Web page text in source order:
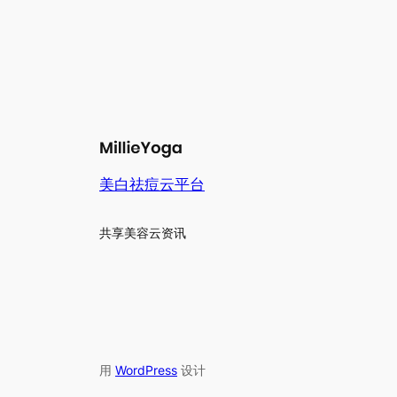
美白祛痘云平台
共享美容云资讯
用 WordPress 设计